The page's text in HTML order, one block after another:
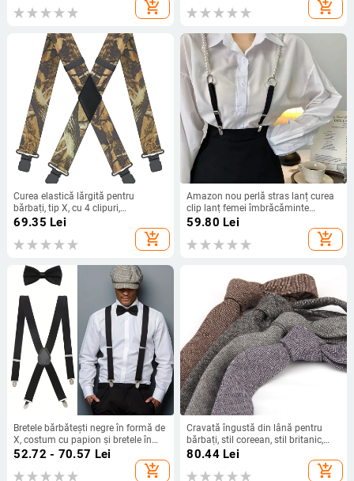
add_shopping_cart
stoc 1
add_shopping_cart
Curea elastică lărgită pentru
bărbați, tip X, cu 4 clipuri,
imprimată pentru adulți, cu
aprovizionare transfrontalieră, 5 cm
69.35 Lei
add_shopping_cart
Amazon nou perlă stras lanț curea
clip lanț femei îmbrăcăminte
exterioară la modă toate potrivirea
elastică strâmtă curea la modă
59.80 Lei
add_shopping_cart
Bretele bărbătești negre în formă de
X, costum cu papion și bretele în
culoare uni pentru petreceri de
52.72 - 70.57 Lei
add_shopping_cart
Cravată îngustă din lână pentru
bărbați, stil coreean, stil britanic,
pentru studenți, 6 cm, la modă,
80.44Lei
add_shopping_cart